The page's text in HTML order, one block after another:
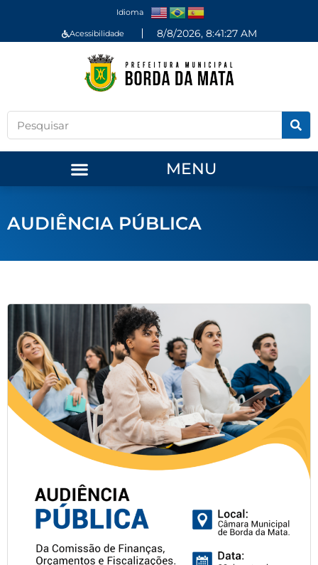
Idioma
Acessibilidade 8/8/2026, 8:41:27 AM
MENU
AUDIÊNCIA PÚBLICA